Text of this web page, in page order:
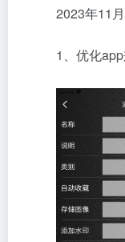
2023年11
1、优化